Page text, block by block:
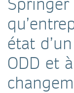
état
ODD et